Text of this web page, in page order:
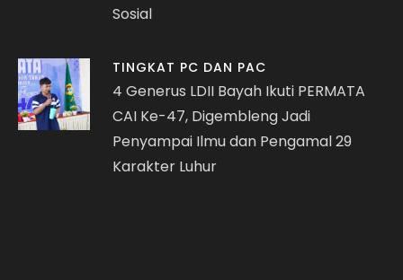
Sosial
TINGKAT PC DAN PAC
4 Generus LDII Bayah Ikuti PERMATA
CAI Ke-47, Digembleng Jadi
Penyampai Ilmu dan Pengamal 29
Karakter Luhur